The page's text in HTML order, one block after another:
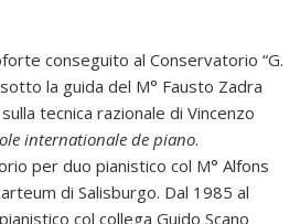
conseguito al Conservatorio “G.
la guida del M° Fausto Zadra
tecnica razionale di Vincenzo
internationale de piano.
per duo pianistico col M° Alfons
di Salisburgo. Dal 1985 al
col collega Guido Scano